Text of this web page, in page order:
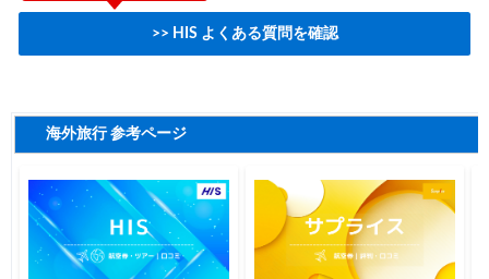
>> HIS よくある質問を確認
海外旅行 参考ページ